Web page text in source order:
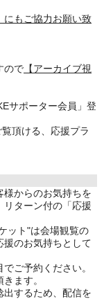
にもご協力お願い致
ので 【アーカイブ視
サポーター会員」登
頂ける、応援プラ
からのお気持ちを
リターン付の「応援
ット"は会場観覧の
援のお気持ちとして
ご予約ください。
ます。
出するため、配信を